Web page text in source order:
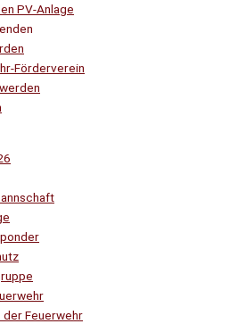
PV-Anlage
Förderverein
der Feuerwehr